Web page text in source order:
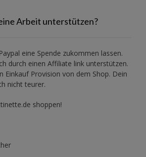
Arbeit unterstützen?
Paypal eine Spende zukommen lassen.
durch einen Affiliate link unterstützen.
Einkauf Provision von dem Shop. Dein
nicht teurer.
shoppen!